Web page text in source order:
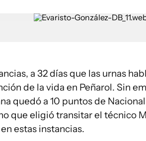
a 32 días que las urnas
de la vida en Peñarol. Sin
quedó a 10 puntos de
que eligió transitar el técnico
estas instancias.